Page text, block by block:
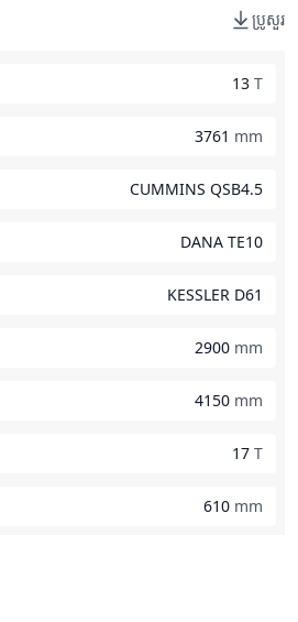
ប្រូសួរ
13 T
3761 mm
CUMMINS QSB4.5
DANA TE10
KESSLER D61
2900 mm
4150 mm
17 T
610 mm